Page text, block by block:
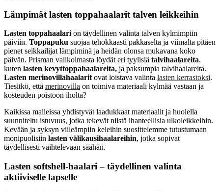
Lämpimät lasten toppahaalarit talven leikkeihin
Lasten toppahaalari on täydellinen valinta talven kylmimpiin
päiviin. Toppapuku suojaa tehokkaasti pakkaselta ja viimalta pitäen
pienet seikkailijat lämpiminä ja heidän olonsa mukavana koko
päivän. Prisman valikoimasta löydät eri tyylisiä talvihaalareita,
kuten lasten kevyttoppahaalareita, ja paksumpia talvihaalareita.
Lasten merinovillahaalarit ovat loistava valinta lasten kerrastoksi.
Tiesitkö, että merinovilla on toimiva materiaali kylmää vastaan ja
kosteuden poistoon iholta?
Kaikissa malleissa yhdistyvät laadukkaat materiaalit ja huolella
suunniteltu istuvuus, jotka tekevät niistä ihanteellisia ulkoleikkeihin.
Kevään ja syksyn viileämpiin keleihin suosittelemme tutustumaan
monipuolisiin lasten välikausihaalareihin, jotka sopivat
täydellisesti vaihtelevaan säähän.
Lasten softshell-haalari – täydellinen valinta
aktiiviselle lapselle